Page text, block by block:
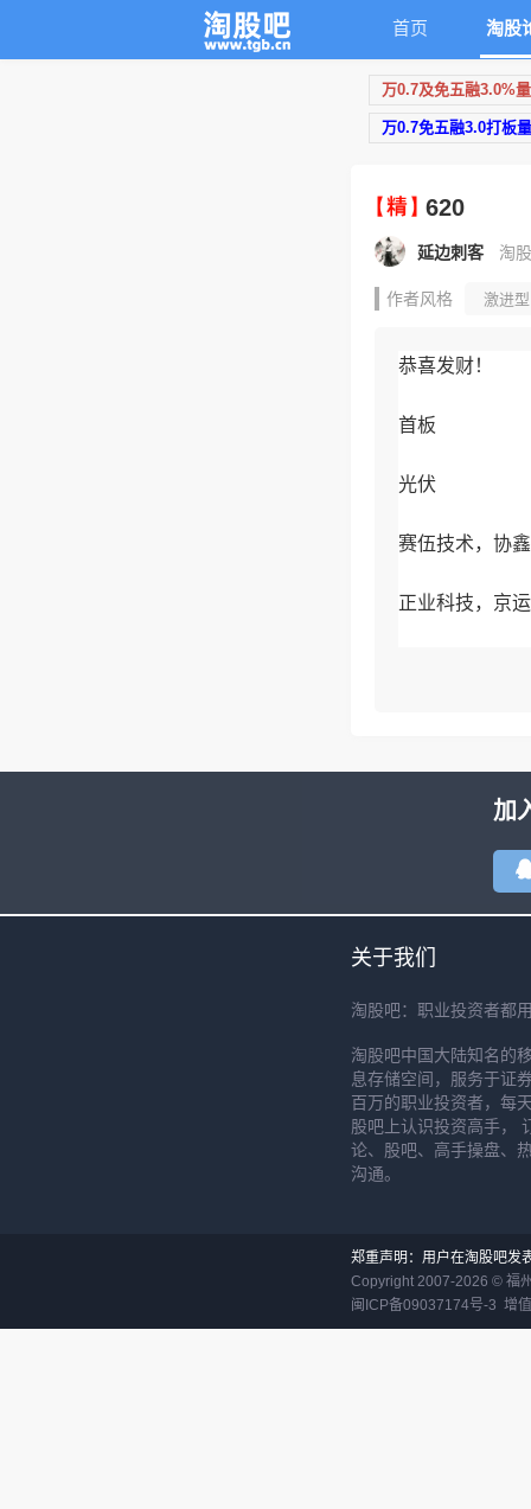
首页 淘股
万0.7及免五融3.0%
万0.7免五融3.0打板
620
延边刺客 淘
作者风格 激进型
恭喜发财！
首板
光伏
赛伍技术，协
正业科技，京
4需要协鑫能
5持续性角度，
——
锂电池
英联股份，滨
加
关于我们
淘股吧：职业投资者都
淘股吧中国大陆知名的
息存储空间，服务于证
百万的职业投资者，每
股吧上认识投资高手，
论、股吧、高手操盘、
沟通。
郑重声明：用户在淘股吧发
Copyright 2007-2026 © 福
闽ICP备09037174号-3 增